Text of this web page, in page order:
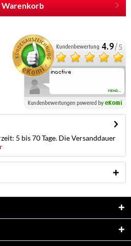
Warenkorb
5 bis 70 Tage. Die Versanddauer